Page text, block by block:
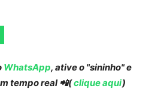
WhatsApp, ative o "sininho" e
tempo real 📲(clique aqui)